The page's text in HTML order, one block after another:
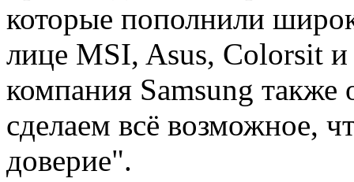
которые пополнили
лице MSI, Asus, Colorsit
компания Samsung
сделаем всё возможное,
доверие".